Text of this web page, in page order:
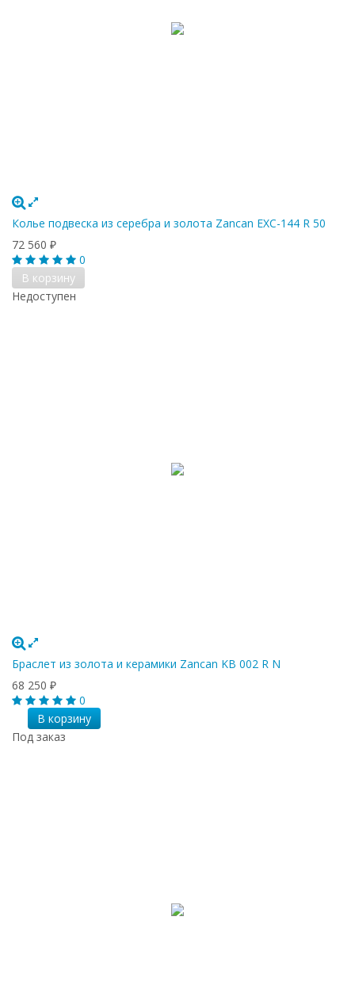
Колье подвеска из серебра и золота Zancan EXC-144 R 50
72 560 ₽
0
В корзину
Недоступен
Браслет из золота и керамики Zancan KB 002 R N
68 250 ₽
0
В корзину
Под заказ